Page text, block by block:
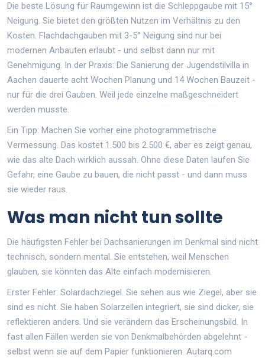
Die beste Lösung für Raumgewinn ist die Schleppgaube mit 15°
Neigung. Sie bietet den größten Nutzen im Verhältnis zu den
Kosten. Flachdachgauben mit 3-5° Neigung sind nur bei
modernen Anbauten erlaubt - und selbst dann nur mit
Genehmigung. In der Praxis: Die Sanierung der Jugendstilvilla in
Aachen dauerte acht Wochen Planung und 14 Wochen Bauzeit -
nur für die drei Gauben. Weil jede einzelne maßgeschneidert
werden musste.
Ein Tipp: Machen Sie vorher eine photogrammetrische
Vermessung. Das kostet 1.500 bis 2.500 €, aber es zeigt genau,
wie das alte Dach wirklich aussah. Ohne diese Daten laufen Sie
Gefahr, eine Gaube zu bauen, die nicht passt - und dann muss
sie wieder raus.
Was man nicht tun sollte
Die häufigsten Fehler bei Dachsanierungen im Denkmal sind nicht
technisch, sondern mental. Sie entstehen, weil Menschen
glauben, sie könnten das Alte einfach modernisieren.
Erster Fehler: Solardachziegel. Sie sehen aus wie Ziegel, aber sie
sind es nicht. Sie haben Solarzellen integriert, sie sind dicker, sie
reflektieren anders. Und sie verändern das Erscheinungsbild. In
fast allen Fällen werden sie von Denkmalbehörden abgelehnt -
selbst wenn sie auf dem Papier funktionieren. Autarq.com